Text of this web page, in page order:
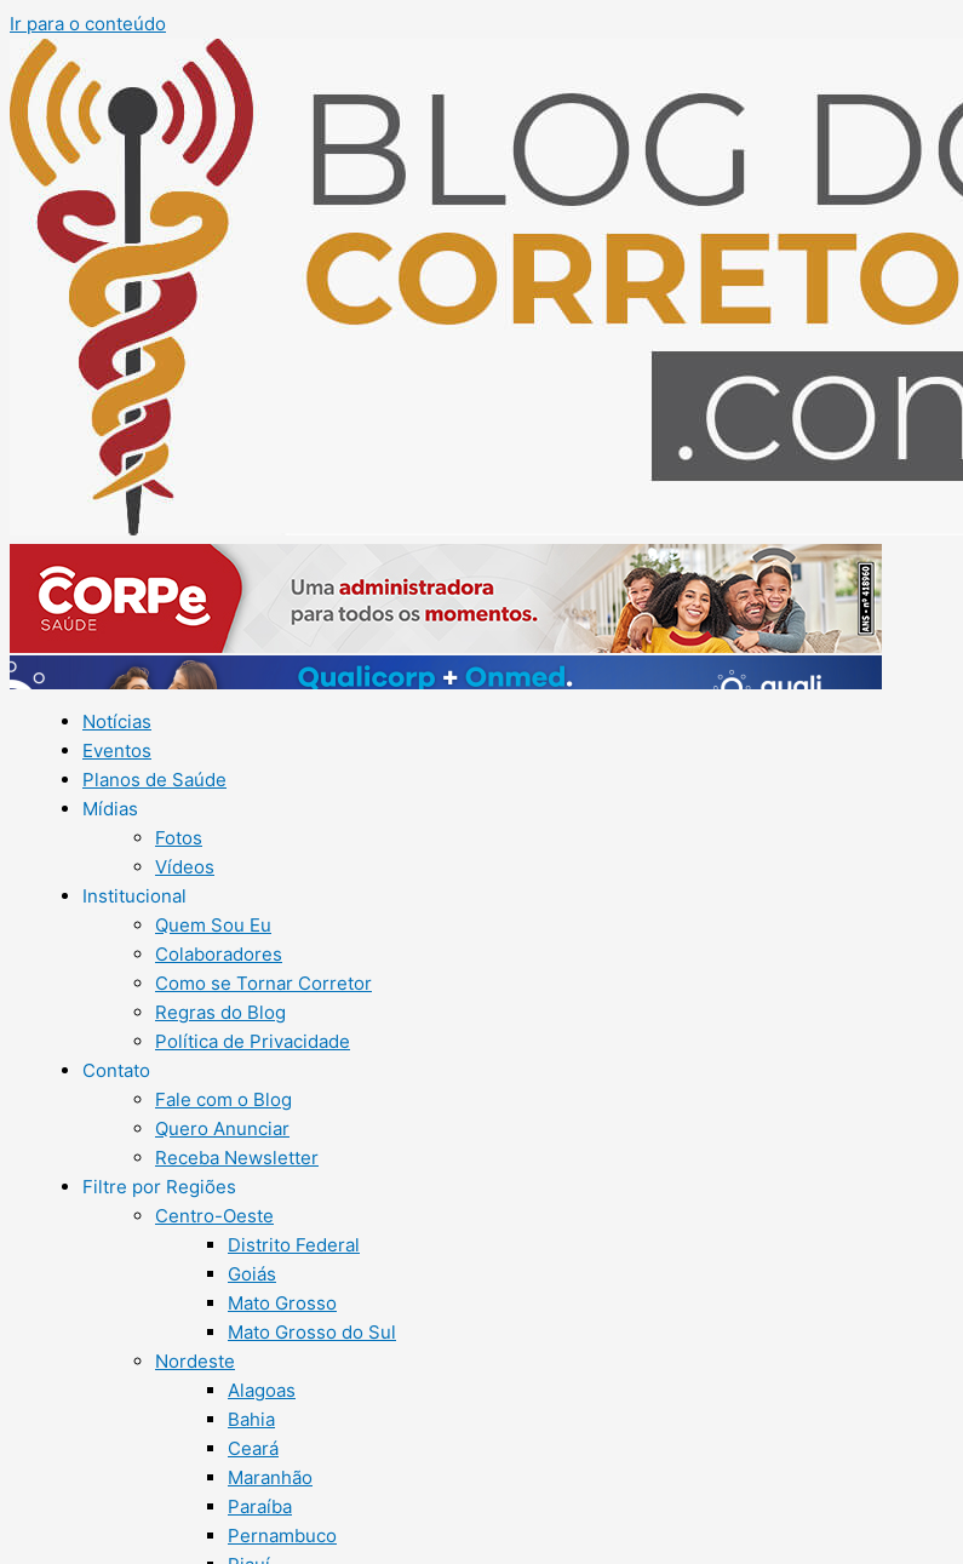
Ir para o conteúdo
Notícias
Eventos
Planos de Saúde
Mídias
Fotos
Vídeos
Institucional
Quem Sou Eu
Colaboradores
Como se Tornar Corretor
Regras do Blog
Política de Privacidade
Contato
Fale com o Blog
Quero Anunciar
Receba Newsletter
Filtre por Regiões
Centro-Oeste
Distrito Federal
Goiás
Mato Grosso
Mato Grosso do Sul
Nordeste
Alagoas
Bahia
Ceará
Maranhão
Paraíba
Pernambuco